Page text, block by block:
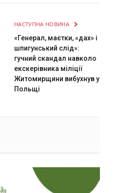
НАСТУПНА НОВИНА
«Генерал, маєтки, «дах» і
шпигунський слід»:
гучний скандал навколо
екскерівника міліції
Житомирщини вибухнув у
Польщі